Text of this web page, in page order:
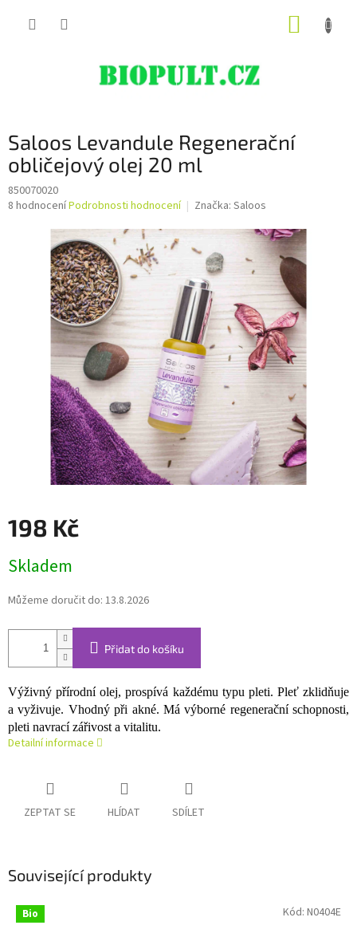
Saloos Levandule Regenerační
obličejový olej 20 ml
850070020
Průměrné
hvězdiček.
8 hodnoceníPodrobnosti hodnocení Značka: Saloos
198 Kč
cena:
Skladem
Můžeme doručit do: 13.8.2026
Přidat do košíku
Výživný přírodní olej, prospívá každému typu pleti. Pleť zklidňuje
a vyživuje. Vhodný při akné. Má výborné regenerační schopnosti,
pleti navrací zářivost a vitalitu.
Detailní informace
ZEPTAT SE HLÍDAT SDÍLET
Související produkty
Bio Kód: N0404E